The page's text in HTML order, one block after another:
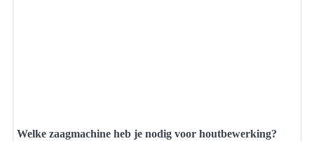
Welke zaagmachine heb je nodig voor houtbewerking?